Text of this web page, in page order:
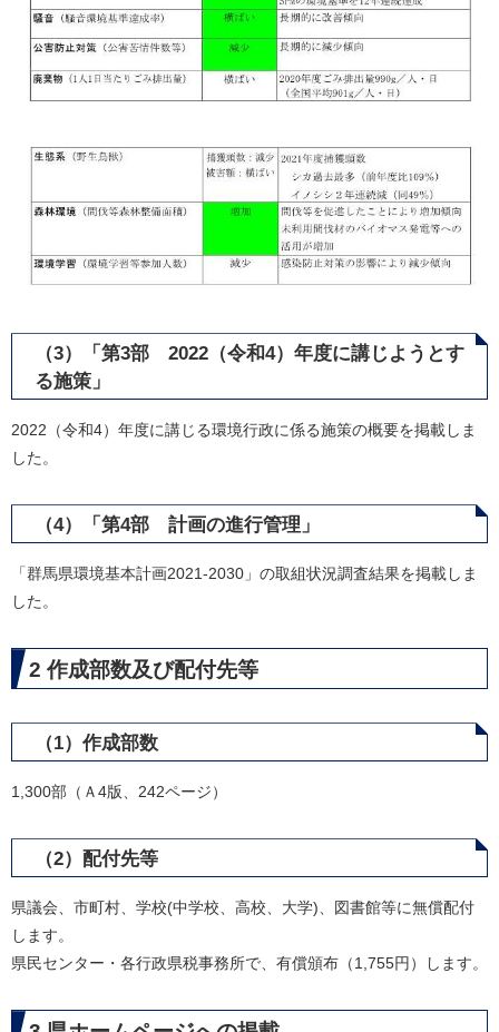
（3）「第3部 2022（令和4）年度に講じようとす
る施策」
2022（令和4）年度に講じる環境行政に係る施策の概要を掲載しま
した。
（4）「第4部 計画の進行管理」
「群馬県環境基本計画2021-2030」の取組状況調査結果を掲載しま
した。
2 作成部数及び配付先等
（1）作成部数
1,300部（Ａ4版、242ページ）
（2）配付先等
県議会、市町村、学校(中学校、高校、大学)、図書館等に無償配付
します。
県民センター・各行政県税事務所で、有償頒布（1,755円）します。